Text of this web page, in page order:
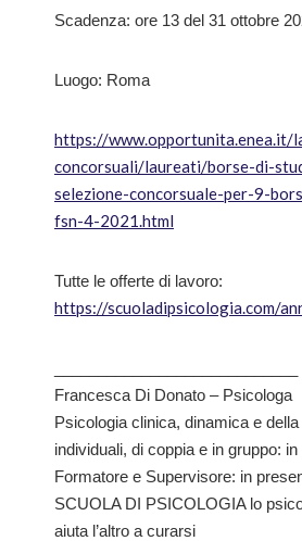
Scadenza: ore 13 del 31 ottobre
Luogo: Roma
https://www.opportunita.enea.it/
concorsuali/laureati/borse-di-
selezione-concorsuale-per-9-
fsn-4-2021.html
Tutte le offerte di lavoro:
https://scuoladipsicologia.com/
Francesca Di Donato – Psicologa
Psicologia clinica, dinamica e
individuali, di coppia e in gruppo:
Formatore e Supervisore: in
SCUOLA DI PSICOLOGIA lo
aiuta l’altro a curarsi